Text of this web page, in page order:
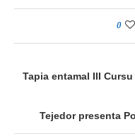
0
Tapia entamal III
Tejedor presenta